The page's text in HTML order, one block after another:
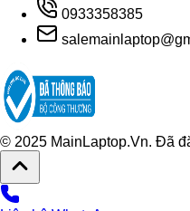
0933358385
© 2025 MainLaptop.Vn. Đã